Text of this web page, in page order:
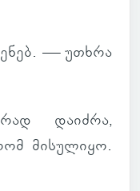
— უთხრა
და­იძრა,
მი­სუ­ლიყო.